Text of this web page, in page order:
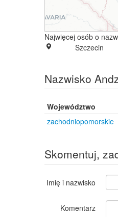
Najwięcej osób o
Szczecin
Nazwisko
Województwo
zachodniopomorskie
Skomentuj,
Imię i nazwisko
Komentarz